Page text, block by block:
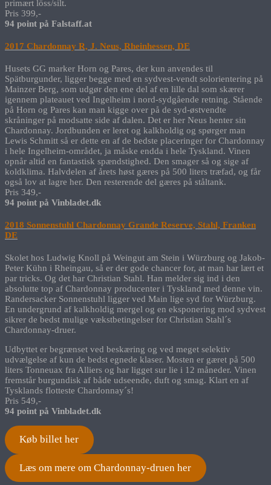
primært löss/silt.
Pris 399,-
94 point på Falstaff.at
2017 Chardonnay R, J. Neus, Rheinhessen, DE
Husets GG marker Horn og Pares, der kun anvendes til
Spätburgunder, ligger begge med en sydvest-vendt solorientering på
Mainzer Berg, som udgør den ene del af en lille dal som skærer
igennem plateauet ved Ingelheim i nord-sydgående retning. Stående
på Horn og Pares kan man kigge over på de syd-østvendte
skråninger på modsatte side af dalen. Det er her Neus henter sin
Chardonnay. Jordbunden er leret og kalkholdig og spørger man
Lewis Schmitt så er dette en af de bedste placeringer for Chardonnay
i hele Ingelheim-området, ja måske endda i hele Tyskland. Vinen
opnår altid en fantastisk spændstighed. Den smager så og sige af
koldklima. Halvdelen af årets høst gæres på 500 liters træfad, og får
også lov at lagre her. Den resterende del gæres på ståltank.
Pris 349,-
94 point på Vinbladet.dk
2018 Sonnenstuhl Chardonnay Grande Reserve, Stahl, Franken
DE
Skolet hos Ludwig Knoll på Weingut am Stein i Würzburg og Jakob-
Peter Kühn i Rheingau, så er der gode chancer for, at man har lært et
par tricks. Og det har Christian Stahl. Han melder sig ind i den
absolutte top af Chardonnay producenter i Tyskland med denne vin.
Randersacker Sonnenstuhl ligger ved Main lige syd for Würzburg.
En undergrund af kalkholdig mergel og en eksponering mod sydvest
sikrer de bedst mulige vækstbetingelser for Christian Stahl´s
Chardonnay-druer.
Udbyttet er begrænset ved beskæring og ved meget selektiv
udvælgelse af kun de bedst egnede klaser. Mosten er gæret på 500
liters Tonneuax fra Alliers og har ligget sur lie i 12 måneder. Vinen
fremstår burgundisk af både udseende, duft og smag. Klart en af
Tysklands flotteste Chardonnay´s!
Pris 549,-
94 point på Vinbladet.dk
Køb billet her
Læs om mere om Chardonnay-druen her